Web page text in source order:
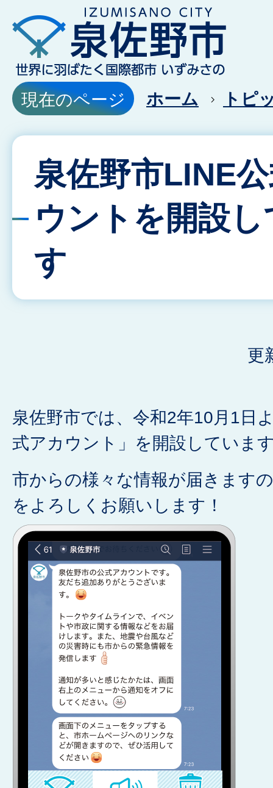
現在のページ ホーム トピ
泉佐野市LINE
ウントを開設
す
更
泉佐野市では、令和2年10月1日
式アカウント」を開設していま
市からの様々な情報が届きます
をよろしくお願いします！